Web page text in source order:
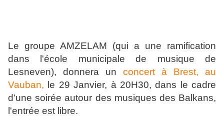
Le groupe AMZELAM (qui a une ramification
dans l'école municipale de musique de
Lesneven), donnera un concert à Brest, au
Vauban, le 29 Janvier, à 20H30, dans le cadre
d'une soirée autour des musiques des Balkans,
l'entrée est libre.